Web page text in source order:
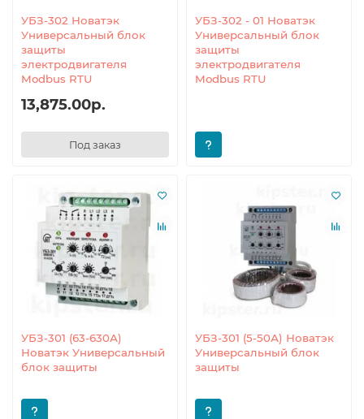
УБЗ-302 Новатэк
Универсальный блок
защиты
электродвигателя
Modbus RTU
13,875.00р.
Под заказ
УБЗ-302 - 01 Новатэк
Универсальный блок
защиты
электродвигателя
Modbus RTU
УБЗ-301 (63-630А)
Новатэк Универсальный
блок защиты
УБЗ-301 (5-50А) Новатэк
Универсальный блок
защиты